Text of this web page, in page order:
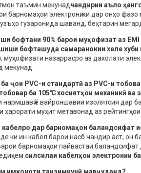
таъмин мекунадчандирии аъло
барномаҳои электронӣ, ки дар онҳо
гузаронида шаванд, беҳтарин
бофтани 90% барои муҳофизат аз
бофташуда самаранокии хеле
муҳофизати назаррасро аз дахолати
мекунад.
ҷои PVC-и стандартӣ аз PVC-и
ба 105℃ хосиятҳои механикӣ
нармшавӣ ё вайроншавии изолятсия дар
ҳарорати муҳит метавонад аз
кабелро дар барномаҳои баландсифат
ки ин кабел барои насб чандир аст, он
барномаҳои пайвастаи баландсифат
силсилаи кабелҳои электронии